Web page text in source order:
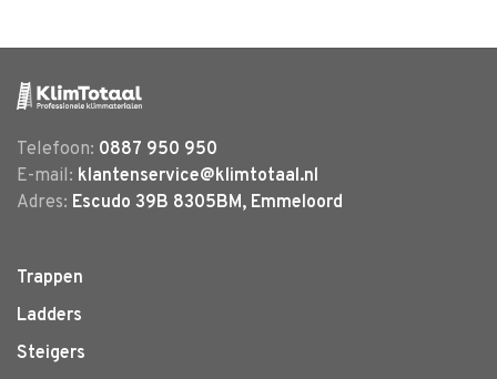
Telefoon: 0887 950 950
E-mail: klantenservice@klimtotaal.nl
Adres: Escudo 39B 8305BM, Emmeloord
Trappen
Ladders
Steigers